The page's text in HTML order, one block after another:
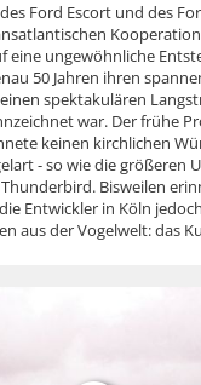
Ford Escort und des
eine ungewöhnliche
50 Jahren ihren
spektakulären
war. Der frühe
keinen kirchlichen
- so wie die größeren
Bisweilen
Entwickler in Köln
aus der Vogelwelt: das